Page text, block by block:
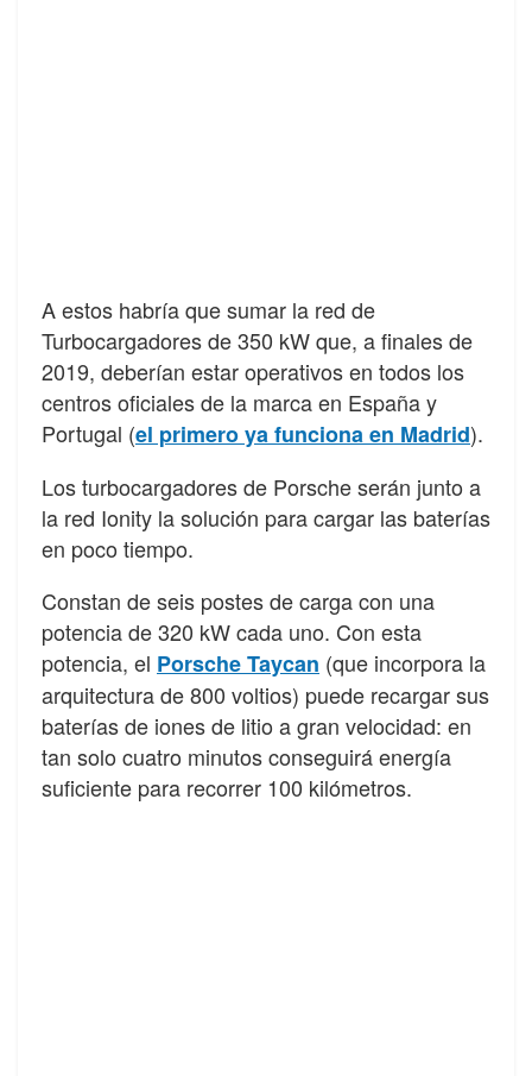
A estos habría que sumar la red de
Turbocargadores de 350 kW que, a finales de
2019, deberían estar operativos en todos los
centros oficiales de la marca en España y
Portugal (el primero ya funciona en Madrid).
Los turbocargadores de Porsche serán junto a
la red Ionity la solución para cargar las baterías
en poco tiempo.
Constan de seis postes de carga con una
potencia de 320 kW cada uno. Con esta
potencia, el Porsche Taycan (que incorpora la
arquitectura de 800 voltios) puede recargar sus
baterías de iones de litio a gran velocidad: en
tan solo cuatro minutos conseguirá energía
suficiente para recorrer 100 kilómetros.